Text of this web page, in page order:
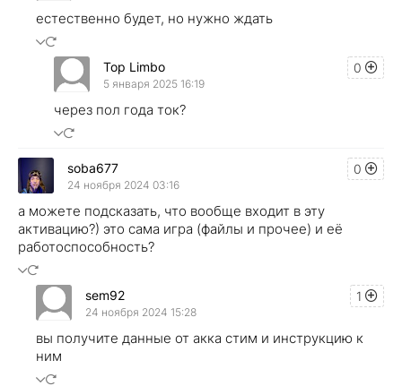
естественно будет, но нужно ждать
0
Top Limbo
5 января 2025 16:19
через пол года ток?
0
soba677
24 ноября 2024 03:16
а можете подсказать, что вообще входит в эту
активацию?) это сама игра (файлы и прочее) и её
работоспособность?
1
sem92
24 ноября 2024 15:28
вы получите данные от акка стим и инструкцию к
ним